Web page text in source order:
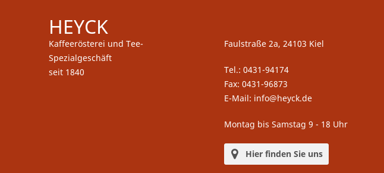
HEYCK
Kaffeerösterei und Tee-
Spezialgeschäft
seit 1840
Faulstraße 2a, 24103 Kiel
Tel.: 0431-94174
Fax: 0431-96873
E-Mail: info@heyck.de
Montag bis Samstag 9 - 18 Uhr
Hier finden Sie uns